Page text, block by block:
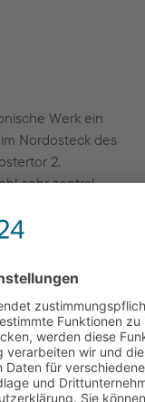
Werk ein
Nordosteck des
2.
sehr zentral
besonders.
hinführt,
sich das
und wohl auch in